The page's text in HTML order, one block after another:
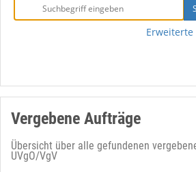
Erweiterte
Vergebene Aufträge
Übersicht über alle gefundenen
UVgO/VgV